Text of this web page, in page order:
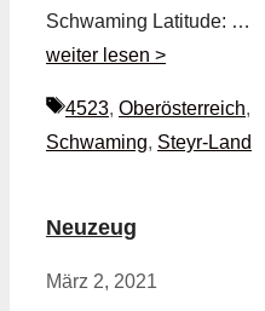
Schwaming Latitude: …
weiter lesen >
Schlagwörter
4523, Oberösterreich,
Schwaming, Steyr-Land
Neuzeug
März 2, 2021